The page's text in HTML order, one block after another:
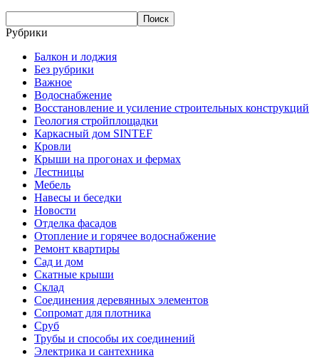
Рубрики
Балкон и лоджия
Без рубрики
Важное
Водоснабжение
Восстановление и усиление строительных конструкций
Геология стройплощадки
Каркасный дом SINTEF
Кровли
Крыши на прогонах и фермах
Лестницы
Мебель
Навесы и беседки
Новости
Отделка фасадов
Отопление и горячее водоснабжение
Ремонт квартиры
Сад и дом
Скатные крыши
Склад
Соединения деревянных элементов
Сопромат для плотника
Сруб
Трубы и способы их соединений
Электрика и сантехника